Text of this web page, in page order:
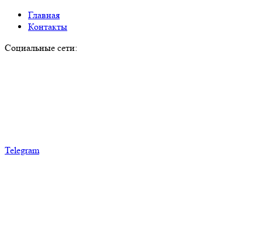
Главная
Контакты
Социальные сети:
Telegram